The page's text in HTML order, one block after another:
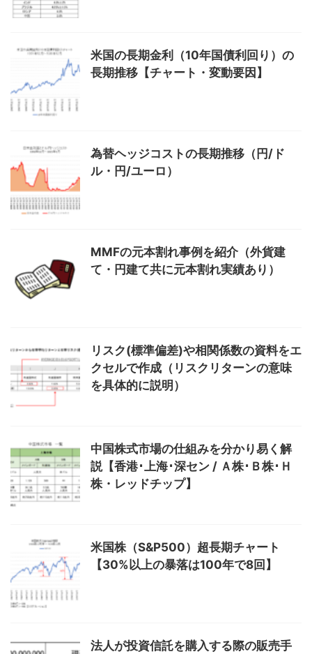
米国の長期金利（10年国債利回り）の
長期推移【チャート・変動要因】
為替ヘッジコストの長期推移（円/ド
ル・円/ユーロ）
MMFの元本割れ事例を紹介（外貨建
て・円建て共に元本割れ実績あり）
リスク(標準偏差)や相関係数の資料をエ
クセルで作成（リスクリターンの意味
を具体的に説明）
中国株式市場の仕組みを分かり易く解
説【香港･上海･深セン / Ａ株･Ｂ株･Ｈ
株・レッドチップ】
米国株（S&P500）超長期チャート
【30%以上の暴落は100年で8回】
法人が投資信託を購入する際の販売手